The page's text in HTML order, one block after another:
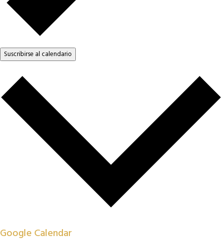
Suscribirse al calendario
Google Calendar